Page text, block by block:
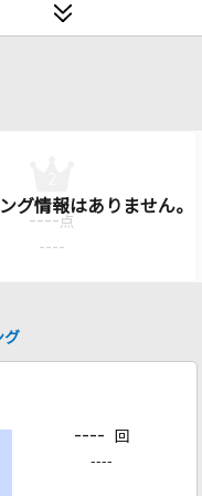
---- 点
----
グ
---- 回
----